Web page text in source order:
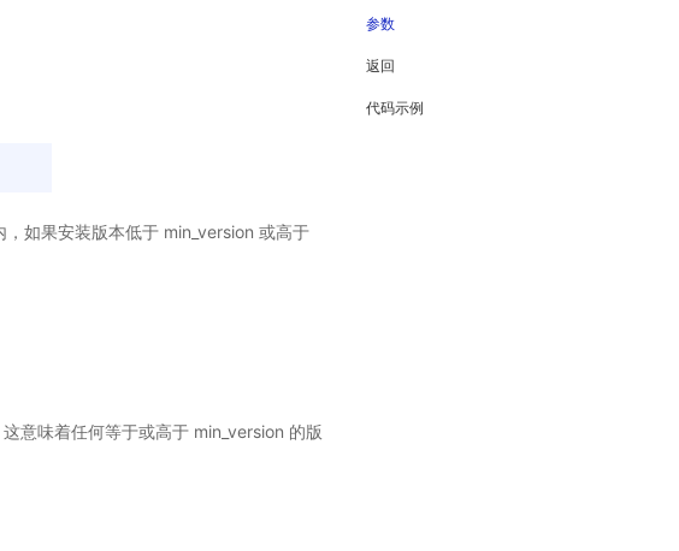
参数
返回
代码示例
，如果安装版本低于 min_version 或高于
意味着任何等于或高于 min_version 的版